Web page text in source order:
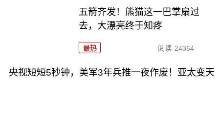
五箭齐发！熊猫这一巴掌扇过
去，大漂亮终于知疼
最热 阅读 24364
央视短短5秒钟，美军3年兵推一夜作废！亚太变天